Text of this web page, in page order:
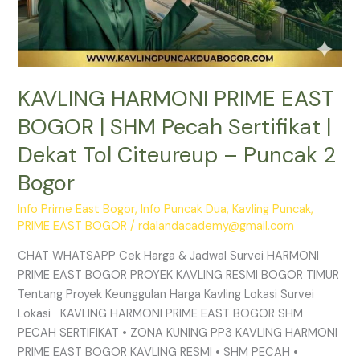
KAVLING HARMONI PRIME EAST
BOGOR | SHM Pecah Sertifikat |
Dekat Tol Citeureup – Puncak 2
Bogor
Info Prime East Bogor,Info Puncak Dua,Kavling Puncak,
PRIME EAST BOGOR /rdalandacademy@gmail.com
CHAT WHATSAPP Cek Harga & Jadwal Survei HARMONI
PRIME EAST BOGOR PROYEK KAVLING RESMI BOGOR TIMUR
Tentang Proyek Keunggulan Harga Kavling Lokasi Survei
Lokasi KAVLING HARMONI PRIME EAST BOGOR SHM
PECAH SERTIFIKAT • ZONA KUNING PP3 KAVLING HARMONI
PRIME EAST BOGOR KAVLING RESMI • SHM PECAH •
Puncak
2